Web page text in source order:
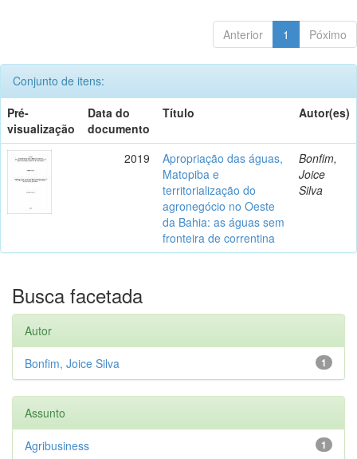
Anterior 1 Póximo
Conjunto de itens:
Pré-
visualização
Data do
documento
Título Autor(es)
2019
Apropriação das águas,
Matopiba e
territorialização do
agronegócio no Oeste
da Bahia: as águas sem
fronteira de correntina
Bonfim,
Joice
Silva
Busca facetada
Autor
1
Bonfim, Joice Silva
Assunto
1
Agribusiness